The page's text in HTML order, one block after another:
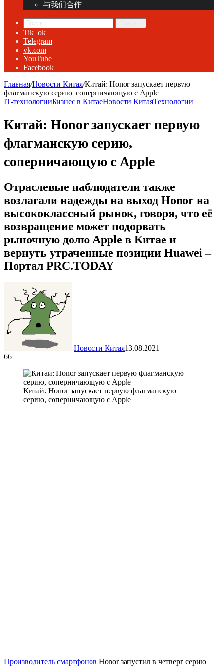
与我们合作
TikTok
Telegram
vk.com
YouTube
Facebook
Главная/Новости Китая/Китай: Honor запускает первую
флагманскую серию, соперничающую с Apple
IT-технологииБизнес в КитаеНовости КитаяТехнологии
Китай: Honor запускает первую
флагманскую серию,
соперничающую с Apple
Отраслевые наблюдатели также
возлагали надежды на выход Honor на
высококлассный рынок, говоря, что её
возвращение может подорвать
рыночную долю Apple в Китае и
вернуть утраченные позиции Huawei –
Портал PRC.TODAY
Новости Китая13.08.2021
66
Китай: Honor запускает первую флагманскую
серию, соперничающую с Apple
Производитель смартфонов Honor запустил в четверг серию